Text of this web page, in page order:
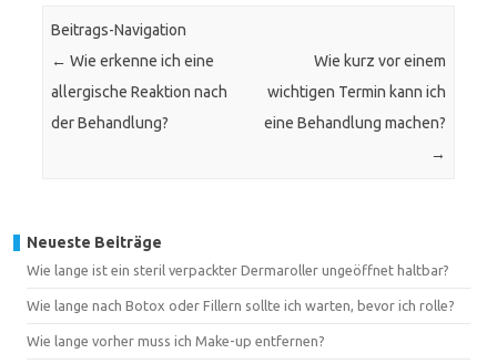
Beitrags-Navigation
← Wie erkenne ich eine
allergische Reaktion nach
der Behandlung?
Wie kurz vor einem
wichtigen Termin kann ich
eine Behandlung machen?
→
Neueste Beiträge
Wie lange ist ein steril verpackter Dermaroller ungeöffnet haltbar?
Wie lange nach Botox oder Fillern sollte ich warten, bevor ich rolle?
Wie lange vorher muss ich Make-up entfernen?